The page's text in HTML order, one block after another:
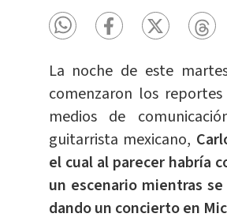
La noche de este
comenzaron los reportes
medios de
guitarrista mexicano,
el cual al parecer habría
un escenario mientras
dando un concierto en